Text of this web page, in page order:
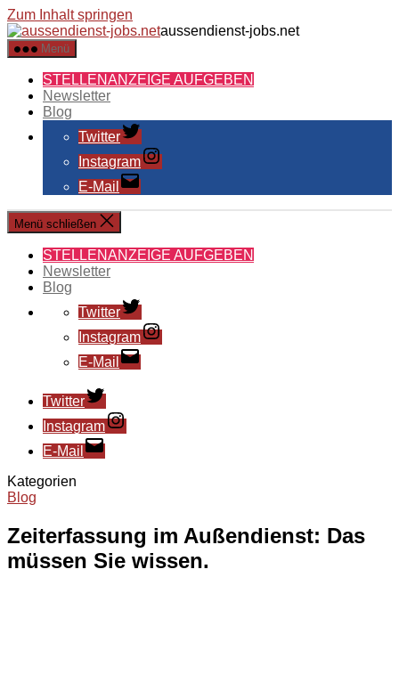
Zum Inhalt springen
aussendienst-jobs.net
Menü
STELLENANZEIGE AUFGEBEN
Newsletter
Blog
Twitter
Instagram
E-Mail
Menü schließen
STELLENANZEIGE AUFGEBEN
Newsletter
Blog
Twitter
Instagram
E-Mail
Twitter
Instagram
E-Mail
Kategorien
Blog
Zeiterfassung im Außendienst: Das
müssen Sie wissen.